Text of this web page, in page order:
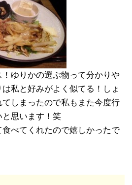
ゆりかの選ぶ物って分かりや
私と好みがよく似てる！しょ
しまったので私もまた今度行
と思います！笑
べてくれたので嬉しかったで